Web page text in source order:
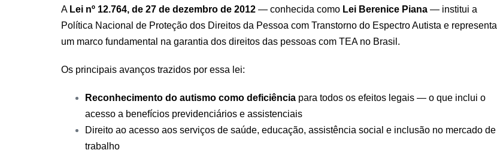
A Lei nº 12.764, de 27 de dezembro de 2012 — conhecida como Lei Berenice Piana — institui a
Política Nacional de Proteção dos Direitos da Pessoa com Transtorno do Espectro Autista e representa
um marco fundamental na garantia dos direitos das pessoas com TEA no Brasil.
Os principais avanços trazidos por essa lei:
Reconhecimento do autismo como deficiência para todos os efeitos legais — o que inclui o
acesso a benefícios previdenciários e assistenciais
Direito ao acesso aos serviços de saúde, educação, assistência social e inclusão no mercado de
trabalho